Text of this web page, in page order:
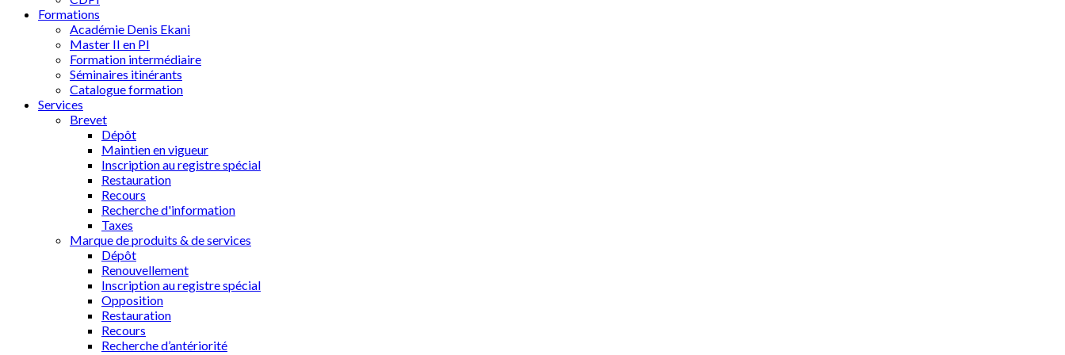
Formations
Académie Denis Ekani
Master II en PI
Formation intermédiaire
Séminaires itinérants
Catalogue formation
Services
Brevet
Dépôt
Maintien en vigueur
Inscription au registre spécial
Restauration
Recours
Recherche d'information
Taxes
Marque de produits & de services
Dépôt
Renouvellement
Inscription au registre spécial
Opposition
Restauration
Recours
Recherche d’antériorité